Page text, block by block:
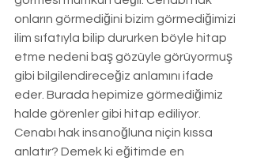
onların görmediğini bizim görmediğimizi
ilim sıfatıyla bilip dururken böyle hitap
etme nedeni baş gözüyle görüyormuş
gibi bilgilendireceğiz anlamını ifade
eder. Burada hepimize görmediğimiz
halde görenler gibi hitap ediliyor.
Cenabı hak insanoğluna niçin kıssa
anlatır? Demek ki eğitimde en